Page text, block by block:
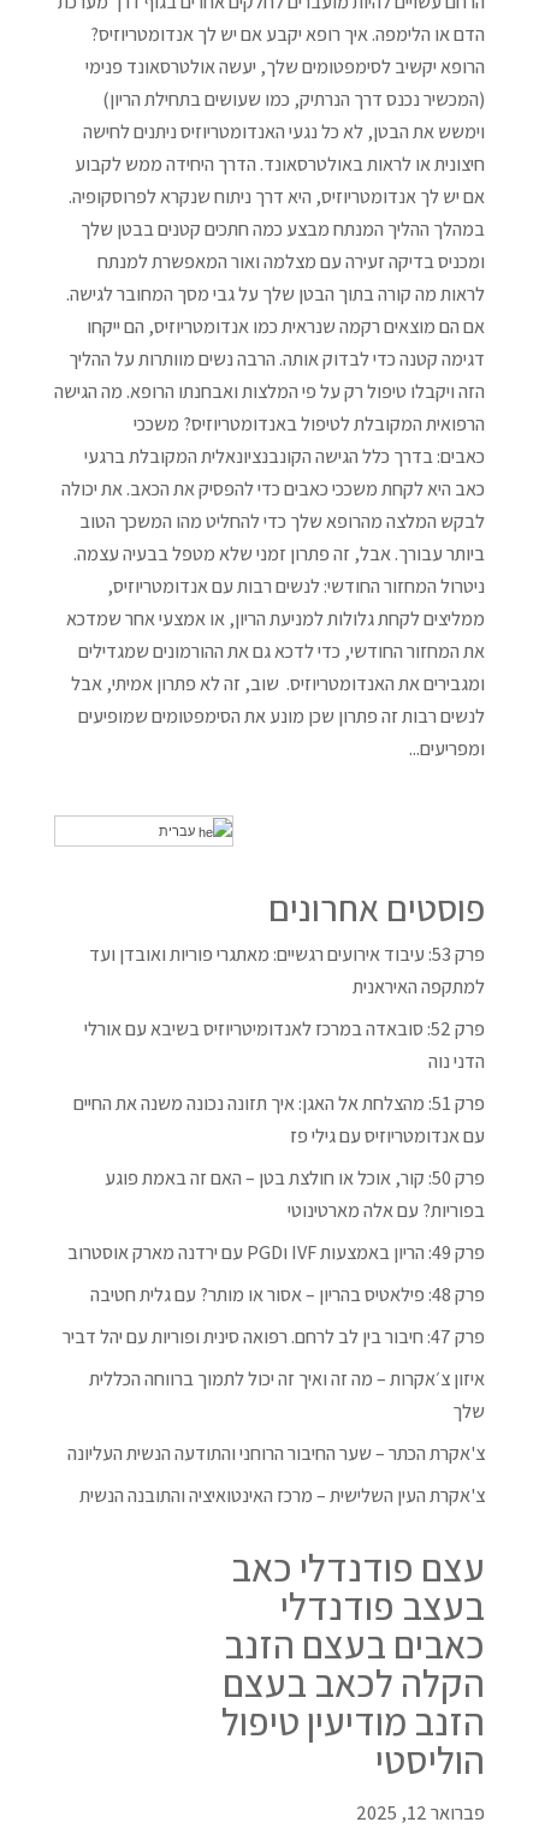
הדם או הלימפה. איך רופא יקבע אם יש לך אנדומטריוזיס?
הרופא יקשיב לסימפטומים שלך, יעשה אולטרסאונד פנימי
(המכשיר נכנס דרך הנרתיק, כמו שעושים בתחילת הריון)
וימשש את הבטן, לא כל נגעי האנדומטריוזיס ניתנים לחישה
חיצונית או לראות באולטרסאונד. הדרך היחידה ממש לקבוע
אם יש לך אנדומטריוזיס, היא דרך ניתוח שנקרא לפרוסקופיה.
במהלך ההליך המנתח מבצע כמה חתכים קטנים בבטן שלך
ומכניס בדיקה זעירה עם מצלמה ואור המאפשרת למנתח
לראות מה קורה בתוך הבטן שלך על גבי מסך המחובר לגישה.
אם הם מוצאים רקמה שנראית כמו אנדומטריוזיס, הם ייקחו
דגימה קטנה כדי לבדוק אותה. הרבה נשים מוותרות על ההליך
הזה ויקבלו טיפול רק על פי המלצות ואבחנתו הרופא. מה הגישה
הרפואית המקובלת לטיפול באנדומטריוזיס? משככי
כאבים: בדרך כלל הגישה הקונבנציונאלית המקובלת ברגעי
כאב היא לקחת משככי כאבים כדי להפסיק את הכאב. את יכולה
לבקש המלצה מהרופא שלך כדי להחליט מהו המשכך הטוב
ביותר עבורך. אבל, זה פתרון זמני שלא מטפל בבעיה עצמה.
ניטרול המחזור החודשי: לנשים רבות עם אנדומטריוזיס,
ממליצים לקחת גלולות למניעת הריון, או אמצעי אחר שמדכא
את המחזור החודשי, כדי לדכא גם את ההורמונים שמגדילים
ומגבירים את האנדומטריוזיס. שוב, זה לא פתרון אמיתי, אבל
לנשים רבות זה פתרון שכן מונע את הסימפטומים שמופיעים
ומפריעים...
עברית
פוסטים אחרונים
פרק 53: עיבוד אירועים רגשיים: מאתגרי פוריות ואובדן ועד
למתקפה האיראנית
פרק 52: סובאדה במרכז לאנדומיטריוזיס בשיבא עם אורלי
הדני נוה
פרק 51: מהצלחת אל האגן: איך תזונה נכונה משנה את החיים
עם אנדומטריוזיס עם גילי פז
פרק 50: קור, אוכל או חולצת בטן – האם זה באמת פוגע
בפוריות? עם אלה מארטינוטי
פרק 49: הריון באמצעות IVF וPGD עם ירדנה מארק אוסטרוב
פרק 48: פילאטיס בהריון – אסור או מותר? עם גלית חטיבה
פרק 47: חיבור בין לב לרחם. רפואה סינית ופוריות עם יהל דביר
איזון צ׳אקרות – מה זה ואיך זה יכול לתמוך ברווחה הכללית
שלך
צ'אקרת הכתר – שער החיבור הרוחני והתודעה הנשית העליונה
צ'אקרת העין השלישית – מרכז האינטואיציה והתובנה הנשית
עצם פודנדלי כאב
בעצב פודנדלי
כאבים בעצם הזנב
הקלה לכאב בעצם
הזנב מודיעין טיפול
הוליסטי
פברואר 12, 2025